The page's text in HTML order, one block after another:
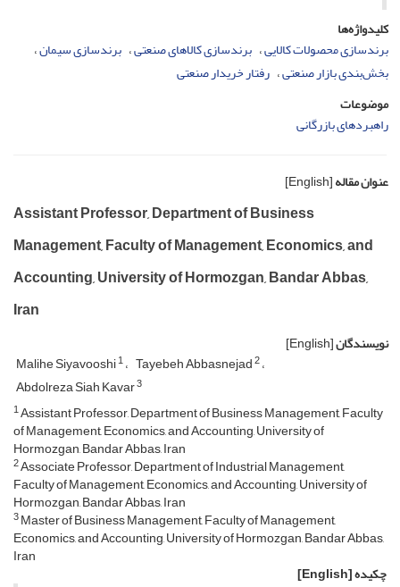
کلیدواژه‌ها
برندسازی محصولات کالایی برندسازی کالاهای صنعتی برندسازی سیمان
بخش‌بندی بازار صنعتی رفتار خریدار صنعتی
موضوعات
راهبردهای بازرگانی
عنوان مقاله[English]
Assistant Professor, Department of Business
Management, Faculty of Management, Economics, and
Accounting, University of Hormozgan, Bandar Abbas,
Iran
نویسندگان[English]
Malihe Siyavooshi1 Tayebeh Abbasnejad2
Abdolreza Siah Kavar3
1Assistant Professor, Department of Business Management, Faculty
of Management, Economics, and Accounting, University of
Hormozgan, Bandar Abbas, Iran
2Associate Professor, Department of Industrial Management,
Faculty of Management, Economics, and Accounting, University of
Hormozgan, Bandar Abbas, Iran
3Master of Business Management, Faculty of Management,
Economics, and Accounting, University of Hormozgan, Bandar Abbas,
Iran
چکیده[English]